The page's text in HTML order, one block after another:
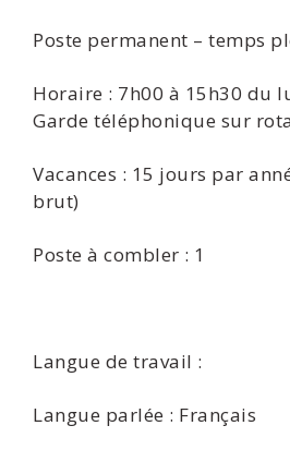
Poste permanent – temps
Horaire : 7h00 à 15h30 du
Garde téléphonique sur
Vacances : 15 jours par
brut)
Poste à combler : 1
Langue de travail :
Langue parlée : Français